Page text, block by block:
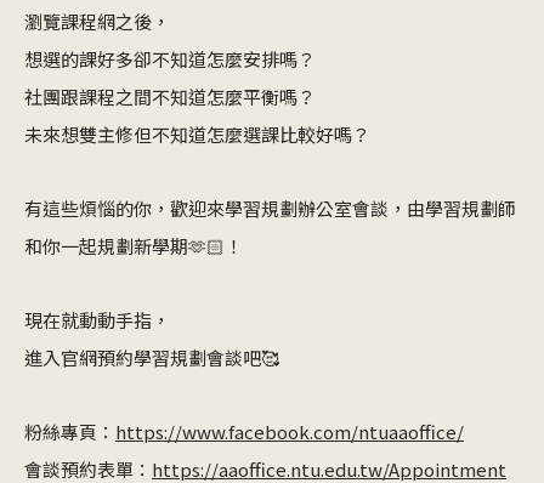
瀏覽課程網之後，
想選的課好多卻不知道怎麼安排嗎？
社團跟課程之間不知道怎麼平衡嗎？
未來想雙主修但不知道怎麼選課比較好嗎？
有這些煩惱的你，歡迎來學習規劃辦公室會談，由學習規劃師
和你一起規劃新學期🫶🏻！
現在就動動手指，
進入官網預約學習規劃會談吧🥰
粉絲專頁： https://www.facebook.com/ntuaaoffice/
會談預約表單： https://aaoffice.ntu.edu.tw/Appointment